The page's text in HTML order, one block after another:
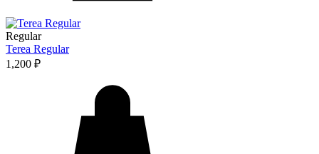
Regular
Terea Regular
1,200 ₽